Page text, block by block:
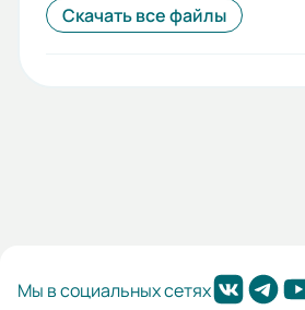
Скачать все файлы
Мы в социальных сетях